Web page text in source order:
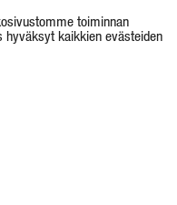
toiminnan
hyväksyt kaikkien evästeiden